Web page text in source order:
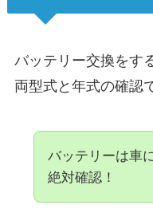
バッテリー交換をす
両型式と年式の確認
バッテリーは車
絶対確認！